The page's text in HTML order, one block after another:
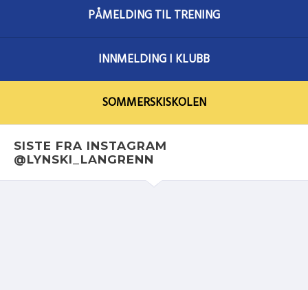
PÅMELDING TIL TRENING
INNMELDING I KLUBB
SOMMERSKISKOLEN
SISTE FRA INSTAGRAM
@LYNSKI_LANGRENN